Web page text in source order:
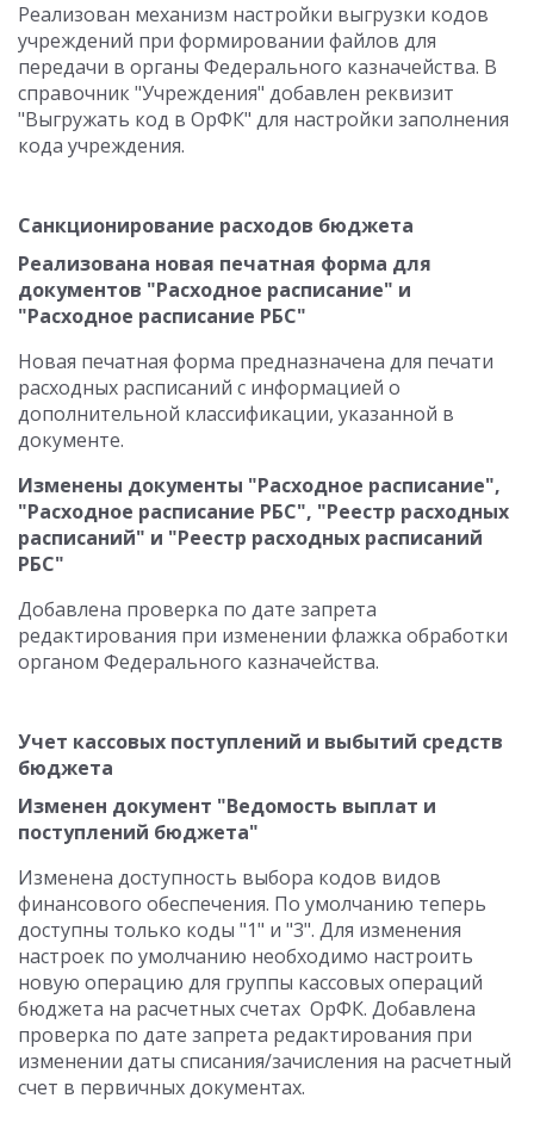
Реализован механизм настройки выгрузки кодов
учреждений при формировании файлов для
передачи в органы Федерального казначейства. В
справочник "Учреждения" добавлен реквизит
"Выгружать код в ОрФК" для настройки заполнения
кода учреждения.
Санкционирование расходов бюджета
Реализована новая печатная форма для
документов "Расходное расписание" и
"Расходное расписание РБС"
Новая печатная форма предназначена для печати
расходных расписаний с информацией о
дополнительной классификации, указанной в
документе.
Изменены документы "Расходное расписание",
"Расходное расписание РБС", "Реестр расходных
расписаний" и "Реестр расходных расписаний
РБС"
Добавлена проверка по дате запрета
редактирования при изменении флажка обработки
органом Федерального казначейства.
Учет кассовых поступлений и выбытий средств
бюджета
Изменен документ "Ведомость выплат и
поступлений бюджета"
Изменена доступность выбора кодов видов
финансового обеспечения. По умолчанию теперь
доступны только коды "1" и "3". Для изменения
настроек по умолчанию необходимо настроить
новую операцию для группы кассовых операций
бюджета на расчетных счетах ОрФК. Добавлена
проверка по дате запрета редактирования при
изменении даты списания/зачисления на расчетный
счет в первичных документах.